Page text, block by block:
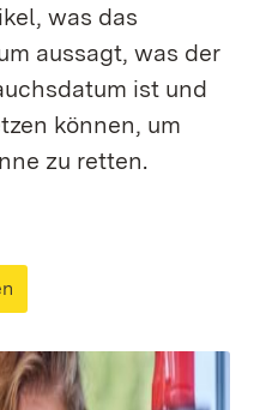
was das
aussagt, was der
ist und
können, um
zu retten.